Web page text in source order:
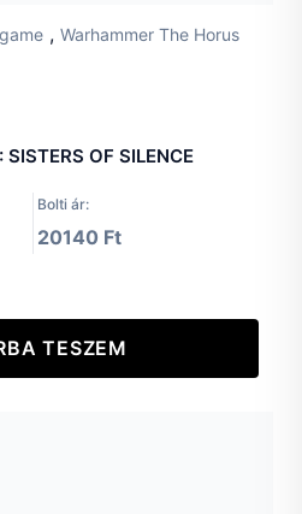
, Warhammer The Horus
OF SILENCE
Bolti ár:
20140 Ft
TESZEM